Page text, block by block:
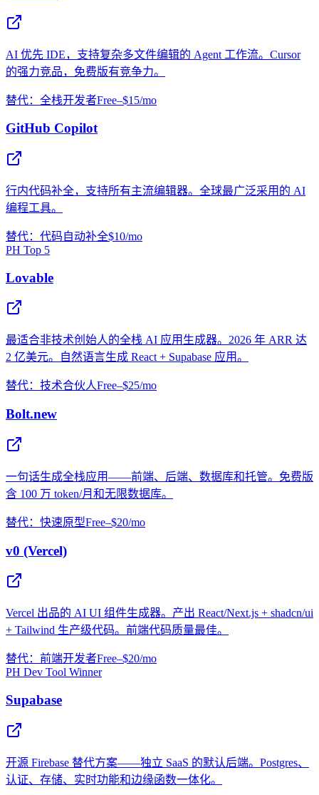
AI 优先 IDE，支持复杂多文件编辑的 Agent 工作流。Cursor
的强力竞品，免费版有竞争力。
替代：全栈开发者Free–$15/mo
GitHub Copilot
行内代码补全，支持所有主流编辑器。全球最广泛采用的 AI
编程工具。
替代：代码自动补全$10/mo
PH Top 5
Lovable
最适合非技术创始人的全栈 AI 应用生成器。2026 年 ARR 达
2 亿美元。自然语言生成 React + Supabase 应用。
替代：技术合伙人Free–$25/mo
Bolt.new
一句话生成全栈应用——前端、后端、数据库和托管。免费版
含 100 万 token/月和无限数据库。
替代：快速原型Free–$20/mo
v0 (Vercel)
Vercel 出品的 AI UI 组件生成器。产出 React/Next.js + shadcn/ui
+ Tailwind 生产级代码。前端代码质量最佳。
替代：前端开发者Free–$20/mo
PH Dev Tool Winner
Supabase
开源 Firebase 替代方案——独立 SaaS 的默认后端。Postgres、
认证、存储、实时功能和边缘函数一体化。